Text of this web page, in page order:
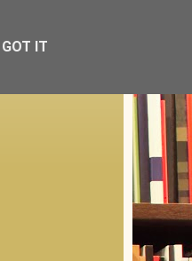
GOT IT